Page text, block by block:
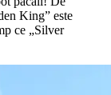
King” este
ce „Silver